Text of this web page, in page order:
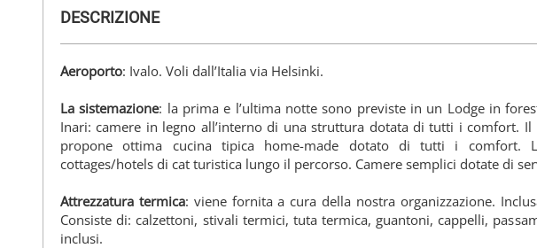
DESCRIZIONE
Aeroporto: Ivalo. Voli dall’Italia via Helsinki.
La sistemazione: la prima e l’ultima notte sono previste in un Lodge in
Inari: camere in legno all’interno di una struttura dotata di tutti i comfort.
propone ottima cucina tipica home-made dotato di tutti i comfort.
cottages/hotels di cat turistica lungo il percorso. Camere semplici dotate di
Attrezzatura termica: viene fornita a cura della nostra organizzazione.
Consiste di: calzettoni, stivali termici, tuta termica, guantoni, cappelli,
inclusi.